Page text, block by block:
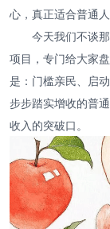
心，真正适合普通
今天我们不谈
项目，专门给大家
是：门槛亲民、启
步步踏实增收的普
收入的突破口。